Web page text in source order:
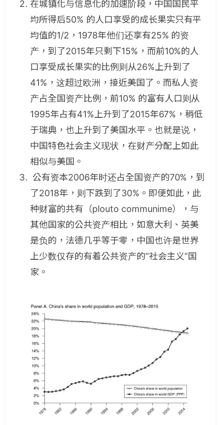
在城镇化与信息化的加速阶段，中国国民平
均所得后50% 的人口享受的成长果实只有平
均值的1/2，1978年他们还享有25% 的资
产，到了2015年只剩下15%，而前10%的人
口享受成长果实的比例则从26%上升到了
41%，这超过欧洲，接近美国了。而私人资
产占全国资产比例，前10% 的富有人口则从
1995年占有41%上升到了2015年67%，稍低
于瑞典，也上升到了美国水平。也就是说，
中国特色社会主义现状，在财产分配上如此
相似与美国。
公有资本2006年时还占全国资产的70%，到
了2018年，则下跌到了30%。即便如此，此
种财富的共有（plouto communime），与
其他国家的公共资产相比，如意大利、英美
是负的，法德几乎等于零，中国也许是世界
上少数仅存的有着公共资产的“社会主义”国
家。